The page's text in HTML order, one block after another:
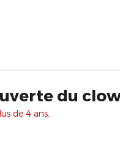
du
de 4 ans.